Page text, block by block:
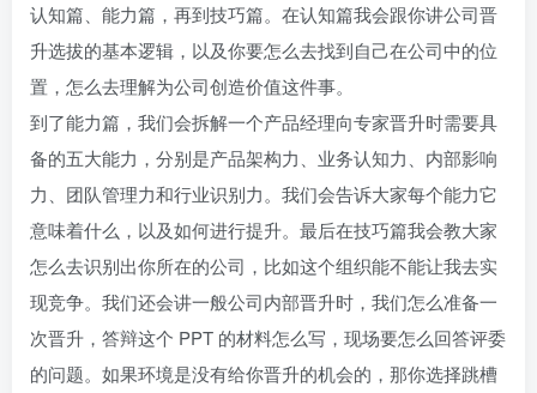
认知篇、能力篇，再到技巧篇。在认知篇我会跟你讲公司晋
升选拔的基本逻辑，以及你要怎么去找到自己在公司中的位
置，怎么去理解为公司创造价值这件事。
到了能力篇，我们会拆解一个产品经理向专家晋升时需要具
备的五大能力，分别是产品架构力、业务认知力、内部影响
力、团队管理力和行业识别力。我们会告诉大家每个能力它
意味着什么，以及如何进行提升。最后在技巧篇我会教大家
怎么去识别出你所在的公司，比如这个组织能不能让我去实
现竞争。我们还会讲一般公司内部晋升时，我们怎么准备一
次晋升，答辩这个 PPT 的材料怎么写，现场要怎么回答评委
的问题。如果环境是没有给你晋升的机会的，那你选择跳槽